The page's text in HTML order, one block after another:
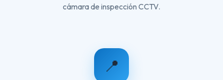
cámara de inspección CCTV.
📍